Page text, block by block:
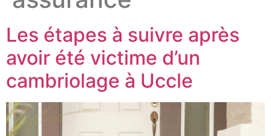
Les étapes à suivre après
avoir été victime d’un
cambriolage à Uccle